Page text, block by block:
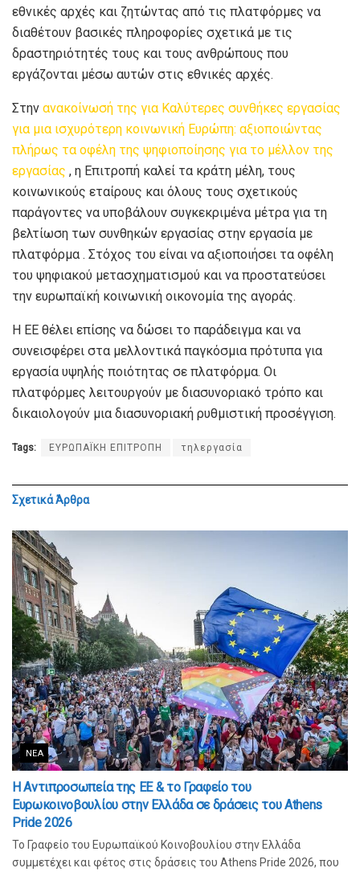
εθνικές αρχές και ζητώντας από τις πλατφόρμες να
διαθέτουν βασικές πληροφορίες σχετικά με τις
δραστηριότητές τους και τους ανθρώπους που
εργάζονται μέσω αυτών στις εθνικές αρχές.
Στην ανακοίνωσή της για Καλύτερες συνθήκες εργασίας
για μια ισχυρότερη κοινωνική Ευρώπη: αξιοποιώντας
πλήρως τα οφέλη της ψηφιοποίησης για το μέλλον της
εργασίας , η Επιτροπή καλεί τα κράτη μέλη, τους
κοινωνικούς εταίρους και όλους τους σχετικούς
παράγοντες να υποβάλουν συγκεκριμένα μέτρα για τη
βελτίωση των συνθηκών εργασίας στην εργασία με
πλατφόρμα . Στόχος του είναι να αξιοποιήσει τα οφέλη
του ψηφιακού μετασχηματισμού και να προστατεύσει
την ευρωπαϊκή κοινωνική οικονομία της αγοράς.
Η ΕΕ θέλει επίσης να δώσει το παράδειγμα και να
συνεισφέρει στα μελλοντικά παγκόσμια πρότυπα για
εργασία υψηλής ποιότητας σε πλατφόρμα. Οι
πλατφόρμες λειτουργούν με διασυνοριακό τρόπο και
δικαιολογούν μια διασυνοριακή ρυθμιστική προσέγγιση.
Tags: ΕΥΡΩΠΑΪΚΗ ΕΠΙΤΡΟΠΗ τηλεργασία
ΣχετικάΆρθρα
ΝΈΑ
Η Αντιπροσωπεία της ΕΕ & το Γραφείο του
Ευρωκοινοβουλίου στην Ελλάδα σε δράσεις του Athens
Pride 2026
Το Γραφείο του Ευρωπαϊκού Κοινοβουλίου στην Ελλάδα
συμμετέχει και φέτος στις δράσεις του Athens Pride 2026, που